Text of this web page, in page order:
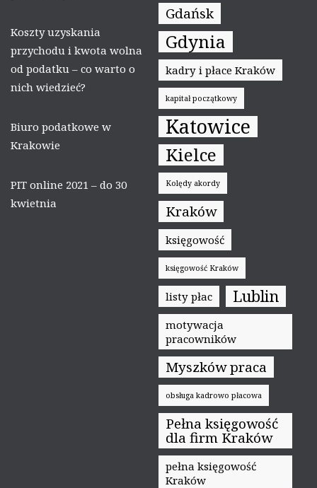
Koszty uzyskania
przychodu i kwota wolna
od podatku – co warto o
nich wiedzieć?
Biuro podatkowe w
Krakowie
PIT online 2021 – do 30
kwietnia
Gdańsk
Gdynia
kadry i płace Kraków
kapitał początkowy
Katowice
Kielce
Kolędy akordy
Kraków
księgowość
księgowość Kraków
listy płac Lublin
motywacja
pracowników
Myszków praca
obsługa kadrowo płacowa
Pełna księgowość
dla firm Kraków
pełna księgowość
Kraków